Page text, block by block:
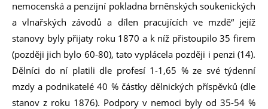
nemocenská a penzijní pokladna brněnských soukenických
a vlnařských závodů a dílen pracujících ve mzdě“ jejíž
stanovy byly přijaty roku 1870 a k níž přistoupilo 35 firem
(později jich bylo 60-80), tato vyplácela později i penzi (14).
Dělníci do ní platili dle profesí 1-1,65 % ze své týdenní
mzdy a podnikatelé 40 % částky dělnických příspěvků (dle
stanov z roku 1876). Podpory v nemoci byly od 35-54 %